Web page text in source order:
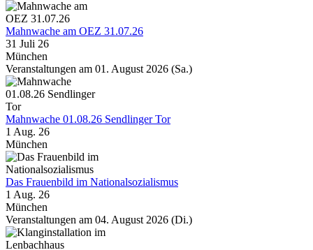
Mahnwache am OEZ 31.07.26
31 Juli 26
München
Veranstaltungen am 01. August 2026 (Sa.)
Mahnwache 01.08.26 Sendlinger Tor
1 Aug. 26
München
Das Frauenbild im Nationalsozialismus
1 Aug. 26
München
Veranstaltungen am 04. August 2026 (Di.)